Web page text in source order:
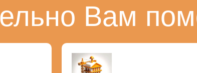
Вам